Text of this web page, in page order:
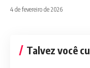
4 de fevereiro de 2026
Talvez você